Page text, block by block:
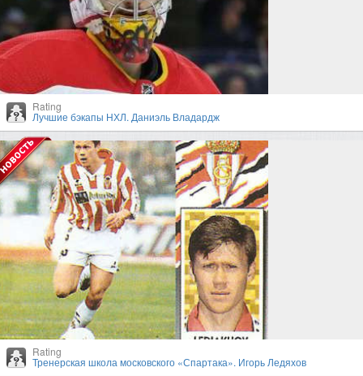
Rating
Лучшие бэкапы НХЛ. Даниэль Владардж
Rating
Тренерская школа московского «Спартака». Игорь Ледяхов